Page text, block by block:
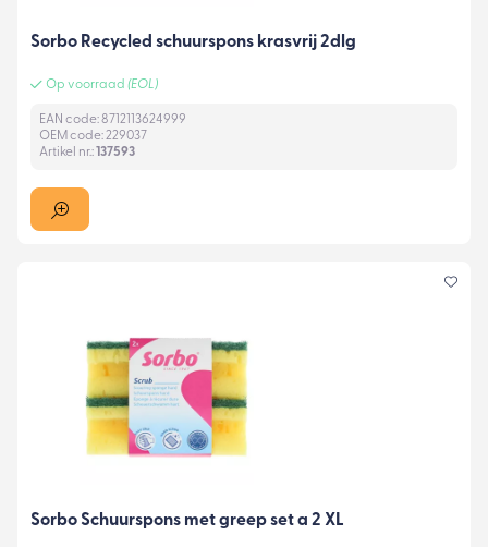
Sorbo Recycled schuurspons krasvrij 2dlg
Op voorraad (EOL)
EAN code: 8712113624999
OEM code: 229037
Artikel nr.:137593
Sorbo Schuurspons met greep set a 2 XL